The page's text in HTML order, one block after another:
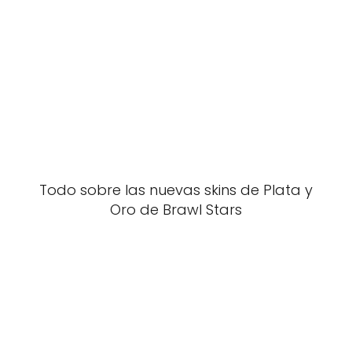
Todo sobre las nuevas skins de Plata y
Oro de Brawl Stars